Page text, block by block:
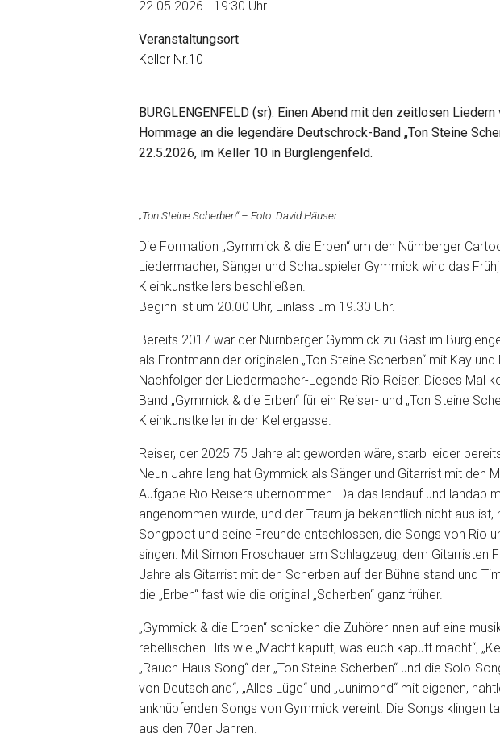
22.05.2026 - 19:30 Uhr
Veranstaltungsort
Keller Nr.10
BURGLENGENFELD (sr). Einen Abend mit den zeitlosen
Hommage an die legendäre Deutschrock-Band „Ton Steine
22.5.2026, im Keller 10 in Burglengenfeld.
„Ton Steine Scherben“ – Foto: David Häuser
Die Formation „Gymmick & die Erben“ um den Nürnberger
Liedermacher, Sänger und Schauspieler Gymmick wird das
Kleinkunstkellers beschließen.
Beginn ist um 20.00 Uhr, Einlass um 19.30 Uhr.
Bereits 2017 war der Nürnberger Gymmick zu Gast im
als Frontmann der originalen „Ton Steine Scherben“ mit Kay
Nachfolger der Liedermacher-Legende Rio Reiser. Dieses Mal
Band „Gymmick & die Erben“ für ein Reiser- und „Ton Steine
Kleinkunstkeller in der Kellergasse.
Reiser, der 2025 75 Jahre alt geworden wäre, starb leider
Neun Jahre lang hat Gymmick als Sänger und Gitarrist mit den
Aufgabe Rio Reisers übernommen. Da das landauf und landab
angenommen wurde, und der Traum ja bekanntlich nicht aus ist,
Songpoet und seine Freunde entschlossen, die Songs von Rio
singen. Mit Simon Froschauer am Schlagzeug, dem Gitarristen
Jahre als Gitarrist mit den Scherben auf der Bühne stand und
die „Erben“ fast wie die original „Scherben“ ganz früher.
„Gymmick & die Erben“ schicken die ZuhörerInnen auf eine
rebellischen Hits wie „Macht kaputt, was euch kaputt macht“,
„Rauch-Haus-Song“ der „Ton Steine Scherben“ und die Solo-
von Deutschland“, „Alles Lüge“ und „Junimond“ mit eigenen,
anknüpfenden Songs von Gymmick vereint. Die Songs klingen
aus den 70er Jahren.